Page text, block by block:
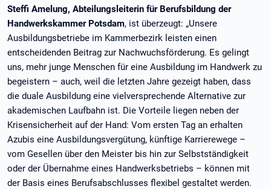
Steffi Amelung, Abteilungsleiterin für Berufsbildung der
Handwerkskammer Potsdam, ist überzeugt: „Unsere
Ausbildungsbetriebe im Kammerbezirk leisten einen
entscheidenden Beitrag zur Nachwuchsförderung. Es gelingt
uns, mehr junge Menschen für eine Ausbildung im Handwerk zu
begeistern – auch, weil die letzten Jahre gezeigt haben, dass
die duale Ausbildung eine vielversprechende Alternative zur
akademischen Laufbahn ist. Die Vorteile liegen neben der
Krisensicherheit auf der Hand: Vom ersten Tag an erhalten
Azubis eine Ausbildungsvergütung, künftige Karrierewege –
vom Gesellen über den Meister bis hin zur Selbstständigkeit
oder der Übernahme eines Handwerksbetriebs – können mit
der Basis eines Berufsabschlusses flexibel gestaltet werden.